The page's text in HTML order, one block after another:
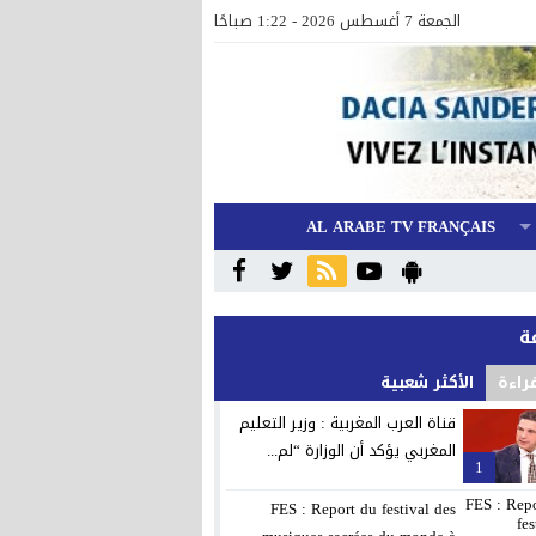
الجمعة 7 أغسطس 2026 - 1:22 صباحًا
AL ARABE TV FRANÇAIS
الأكثر شعبية
1
قناة العرب المغربية : وزير التعليم
المغربي يؤكد أن الوزارة “لم...
FES : Report du festival des